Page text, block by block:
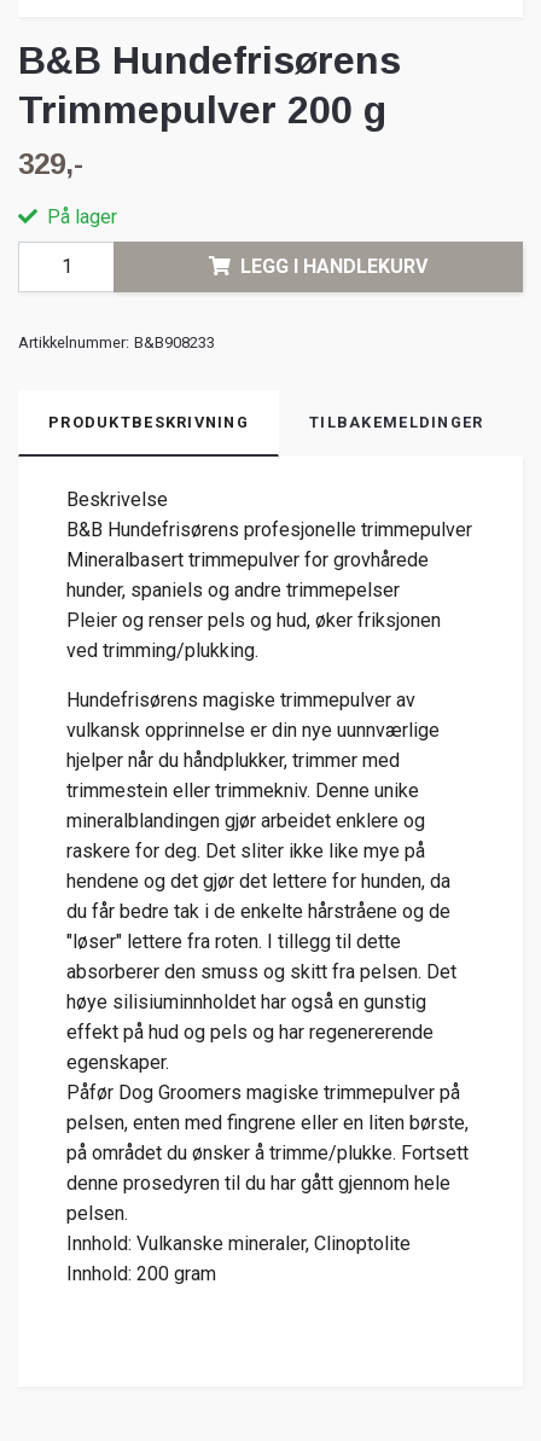
B&B Hundefrisørens
Trimmepulver 200 g
329,-
På lager
LEGG I HANDLEKURV
Artikkelnummer: B&B908233
PRODUKTBESKRIVNING TILBAKEMELDINGER
Beskrivelse
B&B Hundefrisørens profesjonelle trimmepulver
Mineralbasert trimmepulver for grovhårede
hunder, spaniels og andre trimmepelser
Pleier og renser pels og hud, øker friksjonen
ved trimming/plukking.
Hundefrisørens magiske trimmepulver av
vulkansk opprinnelse er din nye uunnværlige
hjelper når du håndplukker, trimmer med
trimmestein eller trimmekniv. Denne unike
mineralblandingen gjør arbeidet enklere og
raskere for deg. Det sliter ikke like mye på
hendene og det gjør det lettere for hunden, da
du får bedre tak i de enkelte hårstråene og de
"løser" lettere fra roten. I tillegg til dette
absorberer den smuss og skitt fra pelsen. Det
høye silisiuminnholdet har også en gunstig
effekt på hud og pels og har regenererende
egenskaper.
Påfør Dog Groomers magiske trimmepulver på
pelsen, enten med fingrene eller en liten børste,
på området du ønsker å trimme/plukke. Fortsett
denne prosedyren til du har gått gjennom hele
pelsen.
Innhold: Vulkanske mineraler, Clinoptolite
Innhold: 200 gram